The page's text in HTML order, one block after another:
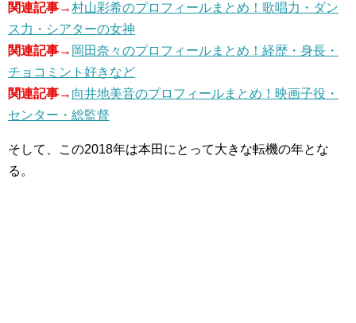
関連記事→村山彩希のプロフィールまとめ！歌唱力・ダン
ス力・シアターの女神
関連記事→ 岡田奈々のプロフィールまとめ！経歴・身長・
チョコミント好きなど
関連記事→ 向井地美音のプロフィールまとめ！映画子役・
センター・総監督
そして、この2018年は本田にとって大きな転機の年とな
る。